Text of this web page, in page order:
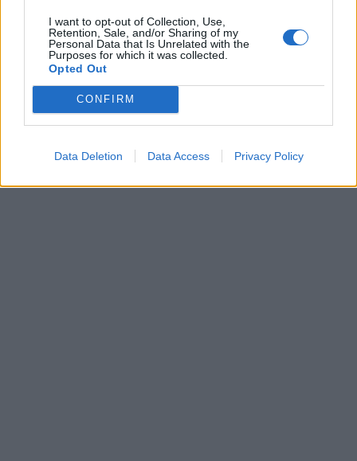
I want to opt-out of Collection, Use,
Retention, Sale, and/or Sharing of my
Personal Data that Is Unrelated with the
Purposes for which it was collected.
Opted Out
CONFIRM
Data Deletion Data Access Privacy Policy